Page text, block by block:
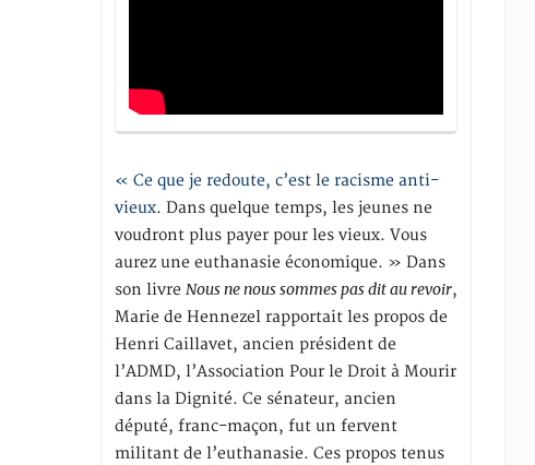
« Ce que je redoute, c’est le racisme anti-
vieux. Dans quelque temps, les jeunes ne
voudront plus payer pour les vieux. Vous
aurez une euthanasie économique. » Dans
son livreNous ne nous sommes pas dit au revoir,
Marie de Hennezel rapportait les propos de
Henri Caillavet, ancien président de
l’ADMD, l’Association Pour le Droit à Mourir
dans la Dignité. Ce sénateur, ancien
député, franc-maçon, fut un fervent
militant de l’euthanasie. Ces propos tenus